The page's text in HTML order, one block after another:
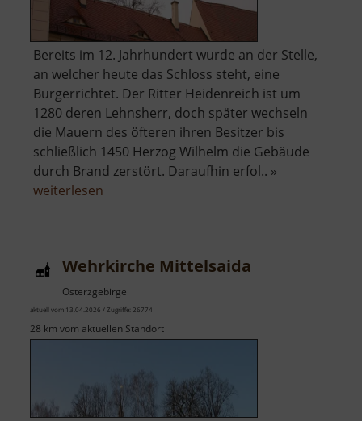
Bereits im 12. Jahrhundert wurde an der Stelle,
an welcher heute das Schloss steht, eine
Burgerrichtet. Der Ritter Heidenreich ist um
1280 deren Lehnsherr, doch später wechseln
die Mauern des öfteren ihren Besitzer bis
schließlich 1450 Herzog Wilhelm die Gebäude
durch Brand zerstört. Daraufhin erfol.. »
weiterlesen
Wehrkirche Mittelsaida
Osterzgebirge
aktuell vom 13.04.2026 / Zugriffe: 26774
28 km vom aktuellen Standort